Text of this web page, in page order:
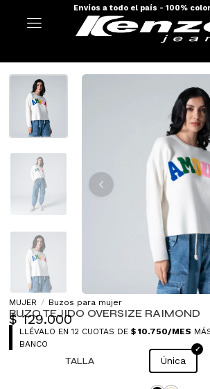
Envíos a todo el país - 100%
MUJER / Buzos para mujer
BUZO TEJIDO OVERSIZE RAIMOND
$129.000
LLÉVALO EN 12 CUOTAS DE$ 10.750/MES
BANCO
TALLA Única